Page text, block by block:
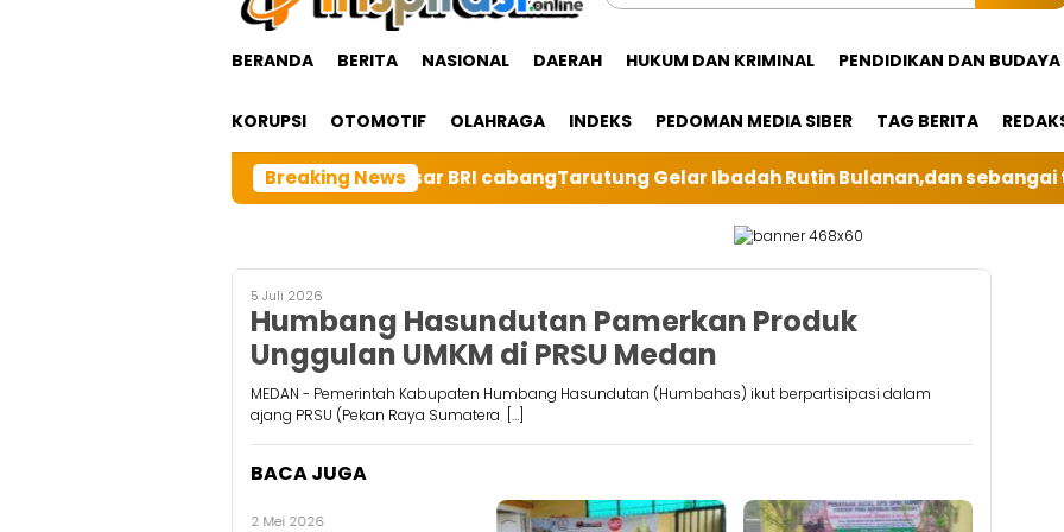
BERANDA BERITA NASIONAL DAERAH HUKUM DAN KRIMINAL PENDIDIKAN DAN BUDAYA
KORUPSI OTOMOTIF OLAHRAGA INDEKS PEDOMAN MEDIA SIBER TAG BERITA
Breaking News
Keluarga Besar BRI cabangTarutung Gelar Ibadah Rutin Bulanan,dan sebangai tuan rumah kali ini BRI Unit
5 Juli 2026
Humbang Hasundutan Pamerkan Produk
Unggulan UMKM di PRSU Medan
MEDAN - Pemerintah Kabupaten Humbang Hasundutan (Humbahas) ikut berpartisipasi dalam
ajang PRSU (Pekan Raya Sumatera […]
BACA JUGA
2 Mei 2026